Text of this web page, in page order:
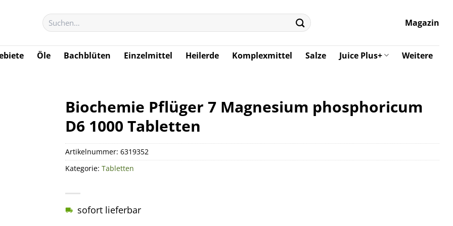
Suchen
nach:
Magazin
Öle Bachblüten Einzelmittel Heilerde Komplexmittel Salze Juice Plus+ Weitere
Biochemie Pflüger 7 Magnesium phosphoricum
D6 1000 Tabletten
sofort lieferbar
Artikelnummer: 6319352
Kategorie: Tabletten